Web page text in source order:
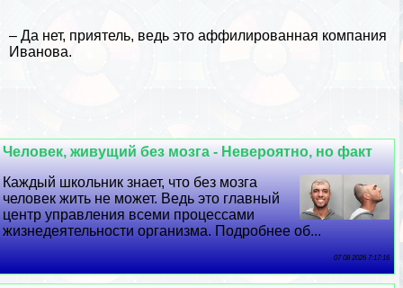
– Да нет, приятель, ведь это аффилированная компания
Иванова.
Человек, живущий без мозга - Невероятно, но факт
Каждый школьник знает, что без мозга
человек жить не может. Ведь это главный
центр управления всеми процессами
жизнедеятельности организма. Подробнее об...
07 08 2026 7:17:16